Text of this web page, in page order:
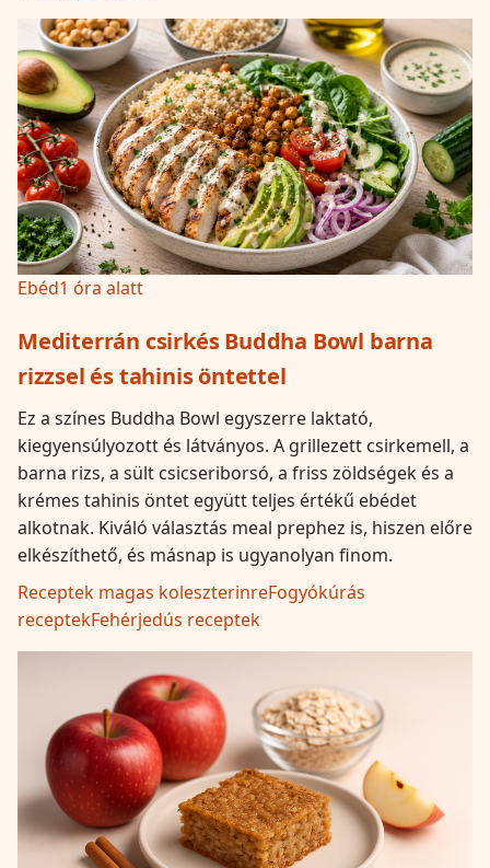
Ebéd1 óra alatt
Mediterrán csirkés Buddha Bowl barna
rizzsel és tahinis öntettel
Ez a színes Buddha Bowl egyszerre laktató,
kiegyensúlyozott és látványos. A grillezett csirkemell, a
barna rizs, a sült csicseriborsó, a friss zöldségek és a
krémes tahinis öntet együtt teljes értékű ebédet
alkotnak. Kiváló választás meal prephez is, hiszen előre
elkészíthető, és másnap is ugyanolyan finom.
Receptek magas koleszterinreFogyókúrás
receptekFehérjedús receptek